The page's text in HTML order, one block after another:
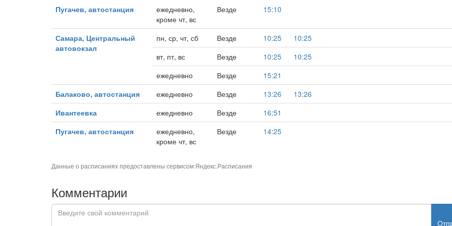
Пугачев, автостанция
ежедневно,
кроме чт, вс
Везде 15:10
Самара, Центральный
автовокзал
пн, ср, чт, сб Везде 10:25
10:25
вт, пт, вс
Везде 10:25
10:25
ежедневно
Везде
15:21
Балаково, автостанция
ежедневно Везде 13:26
13:26
Ивантеевка
ежедневно Везде
16:51
Пугачев, автостанция
ежедневно,
кроме чт, вс
Везде 14:25
Данные о расписаниях предоставлены сервисом Яндекс.Расписания
Комментарии